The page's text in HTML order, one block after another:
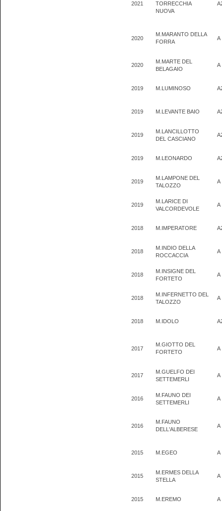
2021
TORRECCHIA
NUOVA
2020
M.MARANTO DELLA
FORRA
A
2020
M.MARTE DEL
BELAGAIO
A
2019 M.LUMINOSO
2019 M.LEVANTE BAIO
2019
M.LANCILLOTTO
DEL CASCIANO
2019 M.LEONARDO
2019
M.LAMPONE DEL
TALOZZO
A
2019
M.LARICE DI
VALCORDEVOLE
A
2018 M.IMPERATORE
2018
M.INDIO DELLA
ROCCACCIA
A
2018
M.INSIGNE DEL
FORTETO
A
2018
M.INFERNETTO DEL
TALOZZO
A
2018 M.IDOLO
2017
M.GIOTTO DEL
FORTETO
A
2017
M.GUELFO DEI
SETTEMERLI
A
2016
M.FAUNO DEI
SETTEMERLI
A
2016
M.FAUNO
DELL'ALBERESE
A
2015 M.EGEO A
2015
M.ERMES DELLA
STELLA
A
2015 M.EREMO A